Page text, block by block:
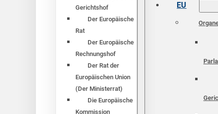
Gerichtshof
Der Europäische
Rat
Der Europäische
Rechnungshof
Der Rat der
Europäischen Union
(Der Ministerrat)
Die Europäische
Kommission
EU